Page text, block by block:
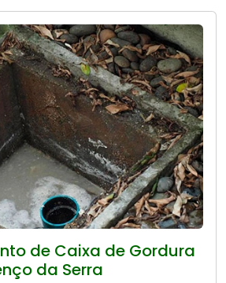
de Caixa de Gordura
da Serra